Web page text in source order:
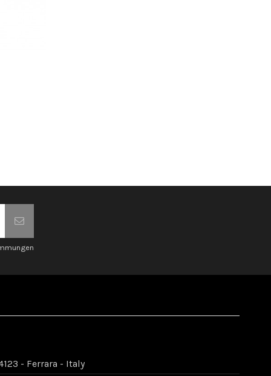
- Ferrara - Italy